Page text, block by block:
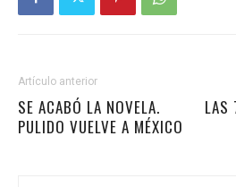
Artículo anterior
SE ACABÓ LA NOVELA.
PULIDO VUELVE A MÉXICO
LAS